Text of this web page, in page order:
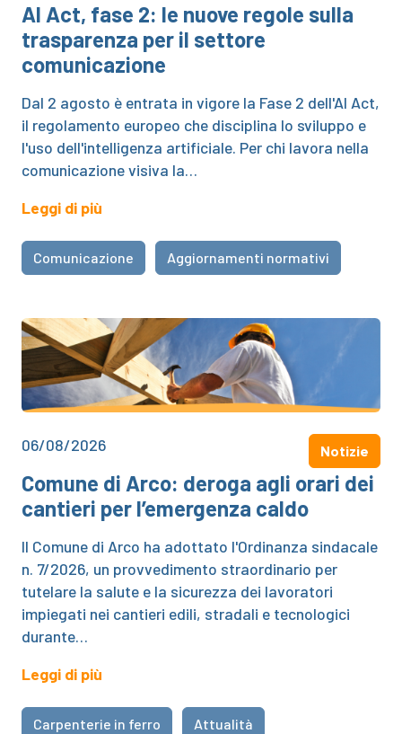
AI Act, fase 2: le nuove regole sulla
trasparenza per il settore
comunicazione
Dal 2 agosto è entrata in vigore la Fase 2 dell'AI Act,
il regolamento europeo che disciplina lo sviluppo e
l'uso dell'intelligenza artificiale. Per chi lavora nella
comunicazione visiva la…
Leggi di più
Comunicazione Aggiornamenti normativi
06/08/2026 Notizie
Comune di Arco: deroga agli orari dei
cantieri per l’emergenza caldo
Il Comune di Arco ha adottato l'Ordinanza sindacale
n. 7/2026, un provvedimento straordinario per
tutelare la salute e la sicurezza dei lavoratori
impiegati nei cantieri edili, stradali e tecnologici
durante…
Leggi di più
Carpenterie in ferro Attualità